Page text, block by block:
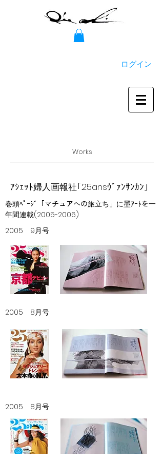
ログイン
Works
ｱｼｪｯﾄ婦人画報社｢25ansｳﾞｧﾝｻﾝｶﾝ｣
巻頭ﾍﾟｰｼﾞ「マチュアへの旅立ち」に墨ｱｰﾄを一
年間連載(2005-2006)
2005 9月号
2005 8月号
2005 8月号